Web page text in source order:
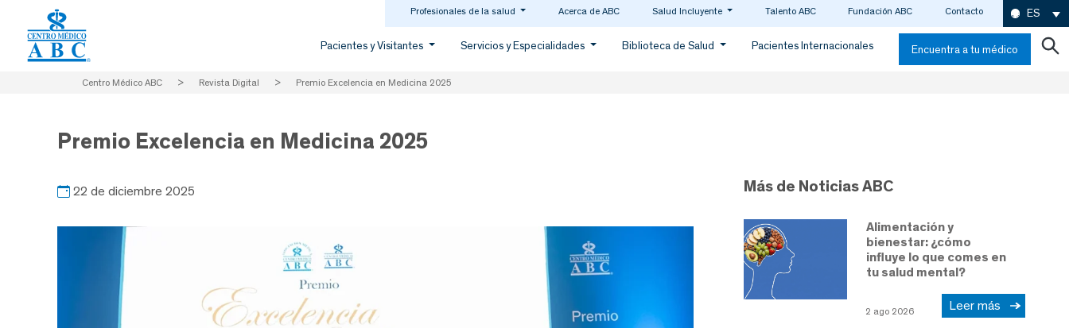
Profesionales de la salud Acerca de ABC Salud Incluyente Talento ABC Fundación ABC Contacto ES
Pacientes y Visitantes Servicios y Especialidades Biblioteca de Salud Pacientes Internacionales Encuentra a tu médico
Centro Médico ABC > Revista Digital > Premio Excelencia en Medicina 2025
Premio Excelencia en Medicina 2025
22 de diciembre 2025 Más de Noticias ABC
Alimentación y
bienestar: ¿cómo
influye lo que comes en
tu salud mental?
2 ago 2026 Leer más